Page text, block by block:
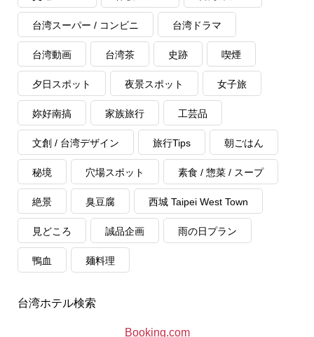
台湾スーパー / コンビニ 台湾ドラマ
台湾動画 台湾茶 史跡 喫煙
夕日スポット 夜景スポット 女子旅
妳好南搞 家族旅行 工芸品
文創 / 台湾デザイン 旅行Tips 朝ごはん
秘境 穴場スポット 素食 / 惣菜 / スープ
絶景 臭豆腐 西城 Taipei West Town
見どころ 誠品企画 雨の日プラン
鴨血 麺料理
台湾ホテル検索
Booking.com